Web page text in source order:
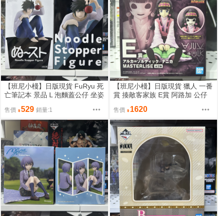
【班尼小棧】日版現貨 FuRyu 死
亡筆記本 景品 L 泡麵蓋公仔 坐姿
售價 529 銷量:1
【班尼小棧】日版現貨 獵人 一番
賞 揍敵客家族 E賞 阿路加 公仔
售價 1620